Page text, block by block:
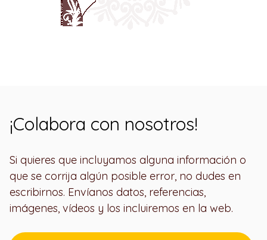
¡Colabora con nosotros!
Si quieres que incluyamos alguna información o
que se corrija algún posible error, no dudes en
escribirnos. Envíanos datos, referencias,
imágenes, vídeos y los incluiremos en la web.